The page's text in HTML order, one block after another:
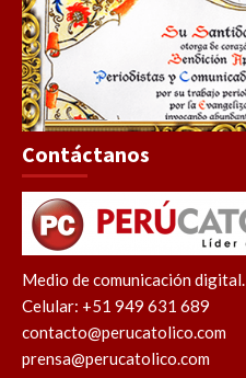
Contáctanos
Medio de comunicación digital.
Celular: +51 949 631 689
contacto@perucatolico.com
prensa@perucatolico.com